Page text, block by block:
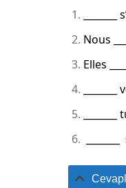
Nous
Elles